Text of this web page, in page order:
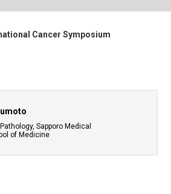
Cancer Symposium
Sapporo Medical
of Medicine